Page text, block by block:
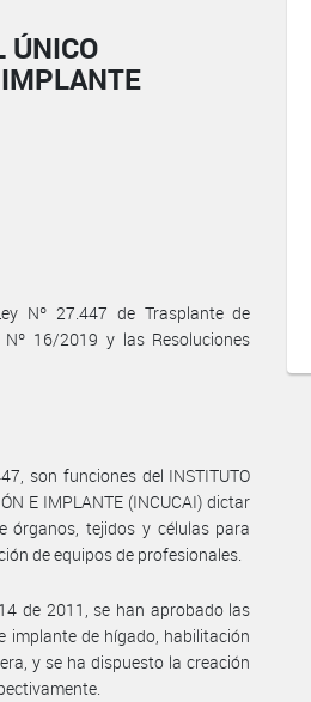
ÚNICO
Nº 27.447 de Trasplante de
16/2019 y las Resoluciones
son funciones del INSTITUTO
E IMPLANTE (INCUCAI) dictar
órganos, tejidos y células para
de equipos de profesionales.
de 2011, se han aprobado las
implante de hígado, habilitación
y se ha dispuesto la creación